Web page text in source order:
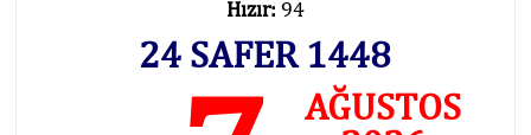
Hızır: 94
24 SAFER 1448
AĞUSTOS